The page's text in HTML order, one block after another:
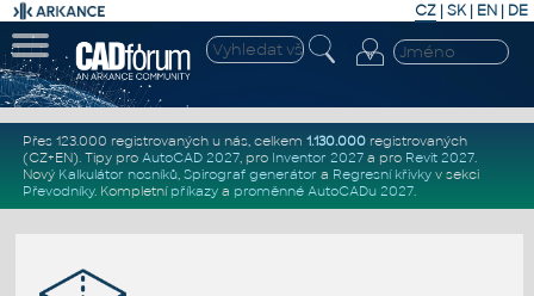
CZ | SK| EN | DE
Přes 123.000 registrovaných u nás, celkem 1.130.000registrovaných
(CZ+EN). Tipy pro AutoCAD 2027, pro Inventor 2027a pro Revit 2027.
Nový Kalkulátor nosníků, Spirograf generátor a Regresní křivkyv sekci
Převodníky. Kompletní příkazya proměnné AutoCADu 2027.